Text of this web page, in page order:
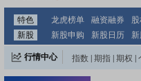
特色 龙虎榜单 融资融券
新股
新股申购 新股日历
行情中心 指数 期指 期权